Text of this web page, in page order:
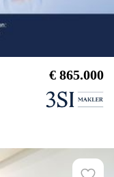
€ 865.000